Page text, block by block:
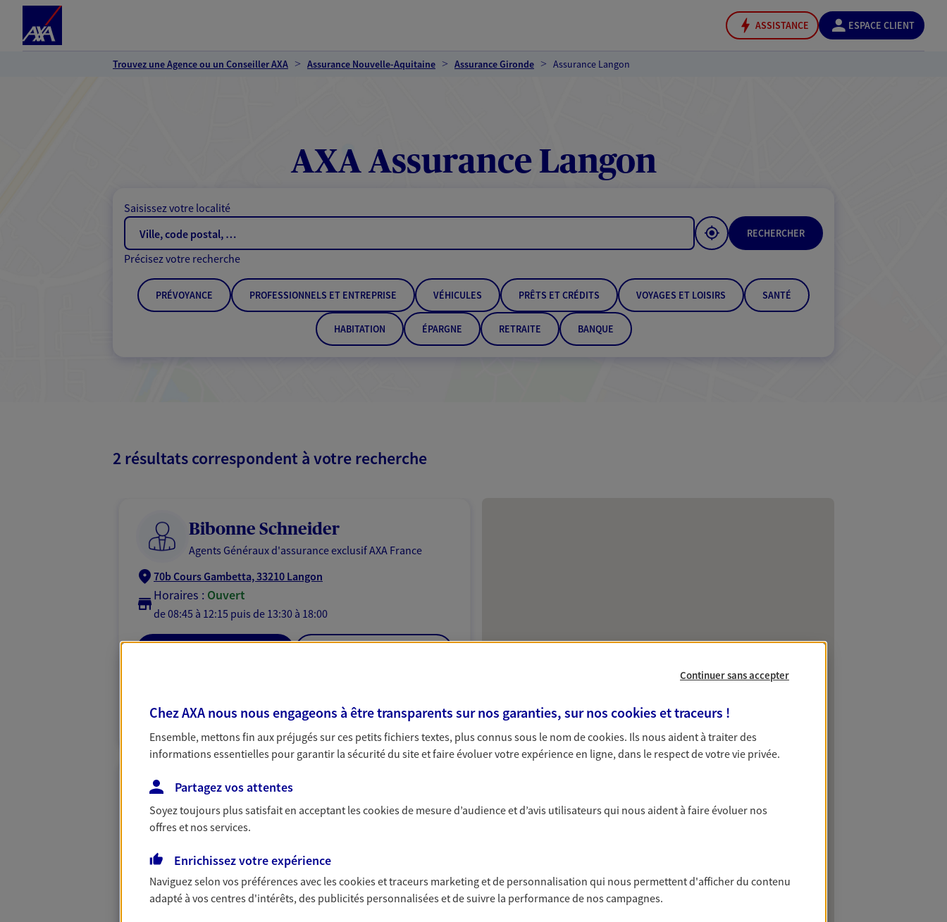
ASSISTANCE ESPACE CLIENT
Trouvez une Agence ou un Conseiller AXA Assurance Nouvelle-Aquitaine Assurance Gironde Assurance Langon
AXA Assurance Langon
Saisissez votre localité
RECHERCHER
Précisez votre recherche
PRÉVOYANCE PROFESSIONNELS ET ENTREPRISE VÉHICULES PRÊTS ET CRÉDITS VOYAGES ET LOISIRS SANTÉ
HABITATION ÉPARGNE RETRAITE BANQUE
2 résultats correspondent à votre recherche
Bibonne Schneider
Agents Généraux d'assurance exclusif AXA France
70b Cours Gambetta, 33210 Langon
Horaires : Ouvert
de 08:45 à 12:15 puis de 13:30 à 18:00
N° Orias * (orias.fr) : EI SCHNEIDER THIBAULT (20005525); EI BIBONNE BRICE
Domejean Robert Sichi
Agents Généraux d'assurance exclusif AXA France
Agence accessible
Horaires :
de 09:00 à 12:30 (sur rendez-vous) puis de 14:00 à 18:00 (sur
Continuer sans accepter
Chez AXA nous nous engageons à être transparents sur nos garanties, sur nos cookies et traceurs !
Ensemble, mettons fin aux préjugés sur ces petits fichiers textes, plus connus sous le nom decookies. Ils nous aident à traiter des
informations essentielles pour garantir la sécurité du site et faire évoluer votre expérience en ligne, dans le respect de votre vie privée.
Partagez vos attentes
Soyez toujours plus satisfait en acceptant lescookiesde mesure d’audience et d’avis utilisateurs qui nous aident à faire évoluer nos
offres et nos services.
Enrichissez votre expérience
Naviguez selon vos préférences avec lescookies et traceurs marketing et de personnalisation qui nous permettent d'afficher du contenu
adapté à vos centres d'intérêts, des publicités personnalisées et de suivre la performance de nos campagnes.